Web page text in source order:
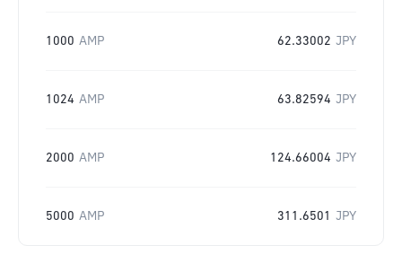
1000 AMP 62.33002 JPY
1024 AMP 63.82594 JPY
2000 AMP 124.66004 JPY
5000 AMP 311.6501 JPY